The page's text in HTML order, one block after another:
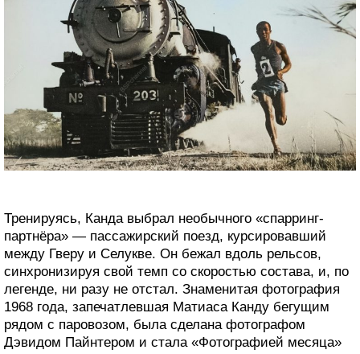
Тренируясь, Канда выбрал необычного «спарринг-
партнёра» — пассажирский поезд, курсировавший
между Гверу и Селукве. Он бежал вдоль рельсов,
синхронизируя свой темп со скоростью состава, и, по
легенде, ни разу не отстал. Знаменитая фотография
1968 года, запечатлевшая Матиаса Канду бегущим
рядом с паровозом, была сделана фотографом
Дэвидом Пайнтером и стала «Фотографией месяца»